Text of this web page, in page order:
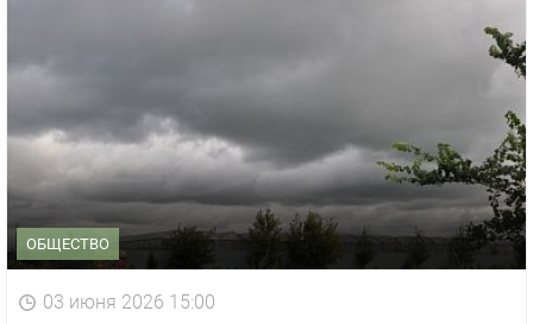
ОБЩЕСТВО
03 июня 2026 15:00